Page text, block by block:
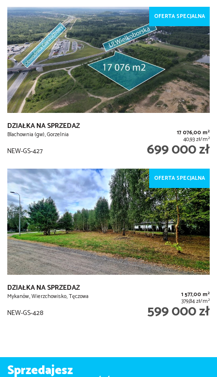
OFERTA SPECJALNA
DZIAŁKA NA SPRZEDAŻ
Blachownia (gw), Gorzelnia 17 076,00 m2
40,93 zł/m2
NEW-GS-427 699 000 zł
OFERTA SPECJALNA
DZIAŁKA NA SPRZEDAŻ
Mykanów, Wierzchowisko, Tęczowa 1 577,00 m2
379,84 zł/m2
NEW-GS-428 599 000 zł
Sprzedajesz